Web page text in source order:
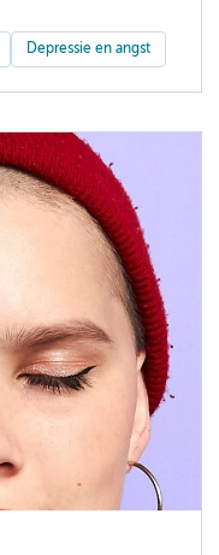
Depressie en angst